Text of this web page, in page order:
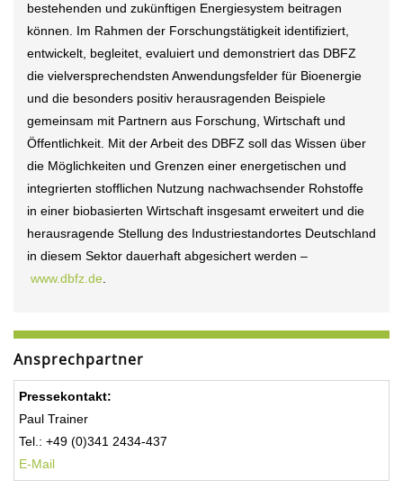
bestehenden und zukünftigen Energiesystem beitragen
können. Im Rahmen der Forschungstätigkeit identifiziert,
entwickelt, begleitet, evaluiert und demonstriert das DBFZ
die vielversprechendsten Anwendungsfelder für Bioenergie
und die besonders positiv herausragenden Beispiele
gemeinsam mit Partnern aus Forschung, Wirtschaft und
Öffentlichkeit. Mit der Arbeit des DBFZ soll das Wissen über
die Möglichkeiten und Grenzen einer energetischen und
integrierten stofflichen Nutzung nachwachsender Rohstoffe
in einer biobasierten Wirtschaft insgesamt erweitert und die
herausragende Stellung des Industriestandortes Deutschland
in diesem Sektor dauerhaft abgesichert werden –
www.dbfz.de
Ansprechpartner
Pressekontakt:
Paul Trainer
Tel.: +49 (0)341 2434-437
E-Mail